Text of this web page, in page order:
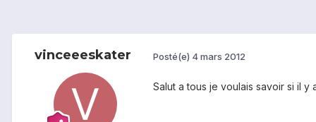
vinceeeskater Posté(e) 4 mars 2012
Salut a tous je voulais savoir si il